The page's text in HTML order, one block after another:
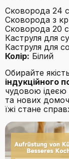
Сковорода 24
Сковорода з
Сковорода 20
Каструля для
Каструля для
Колір: Білий
Обирайте
індукційного
чудовою ідеєю
та нових
їжі стане